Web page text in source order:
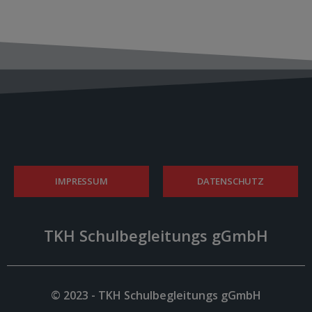
IMPRESSUM DATENSCHUTZ
TKH Schulbegleitungs gGmbH
© 2023 - TKH Schulbegleitungs gGmbH